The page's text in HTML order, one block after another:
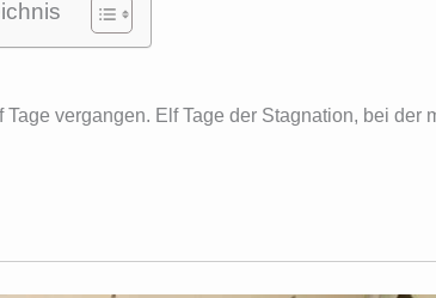
vergangen. Elf Tage der Stagnation, bei der